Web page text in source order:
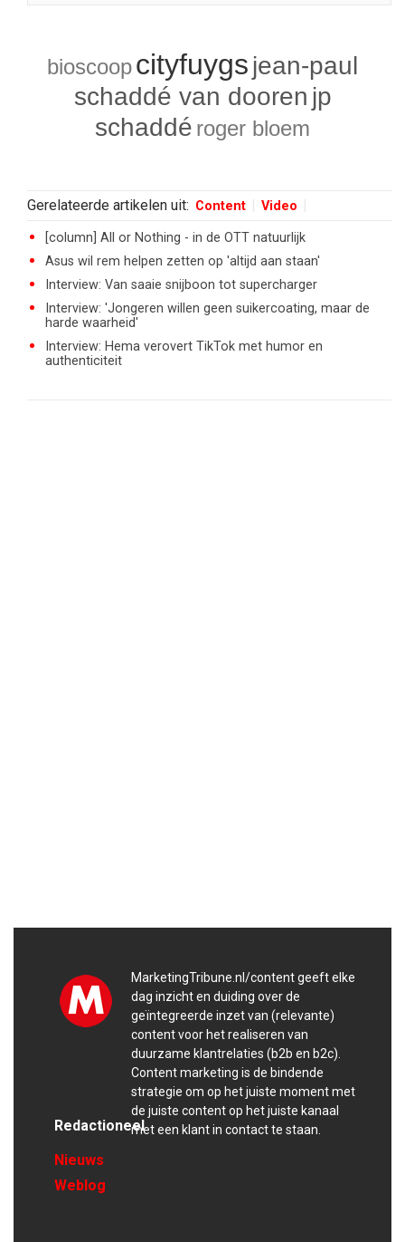
bioscoopcityfuygs jean-paul
schaddé van dooren jp
schaddé roger bloem
Gerelateerde artikelen uit: Content Video
[column] All or Nothing - in de OTT natuurlijk
Asus wil rem helpen zetten op 'altijd aan staan'
Interview: Van saaie snijboon tot supercharger
Interview: 'Jongeren willen geen suikercoating, maar de
harde waarheid'
Interview: Hema verovert TikTok met humor en
authenticiteit
MarketingTribune.nl/content geeft elke
dag inzicht en duiding over de
geïntegreerde inzet van (relevante)
content voor het realiseren van
duurzame klantrelaties (b2b en b2c).
Content marketing is de bindende
strategie om op het juiste moment met
de juiste content op het juiste kanaal
met een klant in contact te staan.
Redactioneel
Nieuws
Weblog